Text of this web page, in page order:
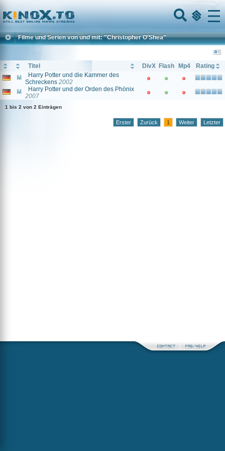
Home
Menu
Filme und Serien von und mit: "Christopher O'Shea"
Titel DivX Flash Mp4
Rating
Harry Potter und die Kammer des
Schreckens 2002
Harry Potter und der Orden des Phönix
2007
1 bis 2 von 2 Einträgen
Erster Zurück 1 Weiter Letzter